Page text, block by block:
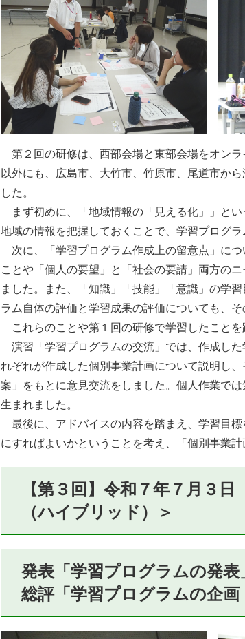
第２回の研修は、西部会場と東部会場をオン
以外にも、広島市、大竹市、竹原市、尾道市か
した。
まず初めに、「地域情報の「見える化」」と
地域の情報を把握しておくことで、学習プログ
次に、「学習プログラム作成上の留意点」に
ことや「個人の要望」と「社会の要請」両方の
ました。また、「知識」「技能」「意識」の学
ラム自体の評価と学習成果の評価についても、
これらのことや第１回の研修で学習したことを
演習「学習プログラムの交流」では、作成し
れぞれが作成した個別事業計画について説明し
案」をもとに意見交流をしました。個人作業で
生まれました。
最後に、アドバイスの内容を踏まえ、学習目
にすればよいかということを考え、「個別事業計
【第３回】令和７年７月３
（ハイブリッド）＞
発表「学習プログラムの発表
総評「学習プログラムの企画